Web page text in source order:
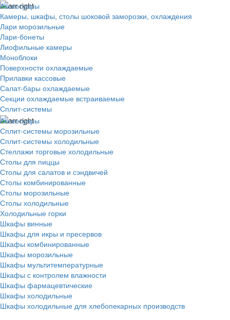
Аксессуары
Камеры, шкафы, столы шоковой заморозки, охлаждения
Лари морозильные
Лари-бонеты
Лиофильные камеры
Моноблоки
Поверхности охлаждаемые
Прилавки кассовые
Салат-бары охлаждаемые
Секции охлаждаемые встраиваемые
Сплит-системы
Аксессуары
Сплит-системы морозильные
Сплит-системы холодильные
Стеллажи торговые холодильные
Столы для пиццы
Столы для салатов и сэндвичей
Столы комбинированные
Столы морозильные
Столы холодильные
Холодильные горки
Шкафы винные
Шкафы для икры и пресервов
Шкафы комбинированные
Шкафы морозильные
Шкафы мультитемпературные
Шкафы с контролем влажности
Шкафы фармацевтические
Шкафы холодильные
Шкафы холодильные для хлебопекарных производств